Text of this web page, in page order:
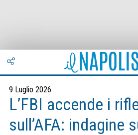
9 Luglio 2026
L’FBI accende i
sull’AFA: indagine